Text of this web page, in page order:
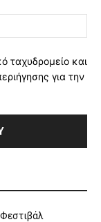
ταχυδρομείο και
για την